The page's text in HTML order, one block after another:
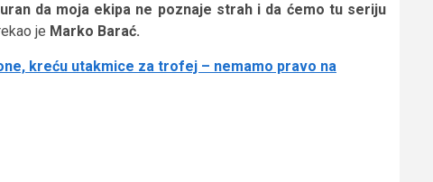
da moja ekipa ne poznaje strah i da ćemo tu seriju
je Marko Barać.
kreću utakmice za trofej – nemamo pravo na